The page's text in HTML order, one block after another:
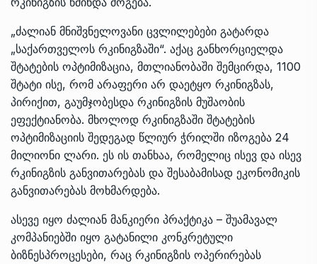
„ძალიან მნიშვნელოვანი ცვლილებები გატარდა
„საქართველოს რკინიგზაში“. აქაც განხორციელდა
შტატების ოპტიმიზაცია, მთლიანობაში შემცირდა, 1100
შტატი ისე, რომ არაფერი არ დაეტყო რკინიგზას,
პირიქით, გაუმჯობესდა რკინიგზის მუშაობის
ეფექტიანობა. მხოლოდ რკინიგზაში შტატების
ოპტიმიზაციის შედეგად წლიურ ჭრილში იზოგება 24
მილიონი ლარი. ეს ის თანხაა, რომელიც ისევ და ისევ
რკინიგზის განვითარებას და შესაბამისად ეკონომიკის
განვითარებას მოხმარდება.
ასევე იყო ძალიან მანკიერი პრაქტიკა – შუამავალ
კომპანიებში იყო გატანილი კონკრეტული
ბიზნესპროცესები, რაც რკინიგზის ოპერირებას